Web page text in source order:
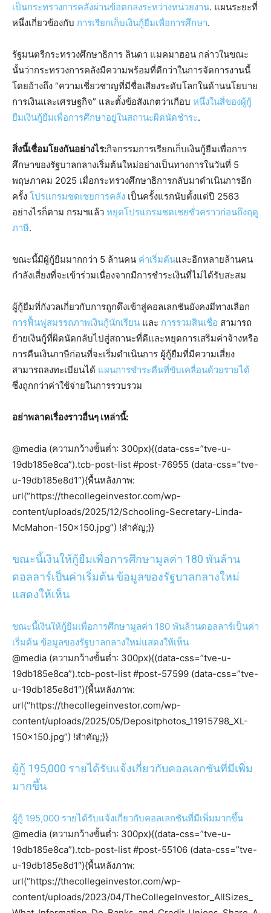
เป็นกระทรวงการคลังผ่านข้อตกลงระหว่างหน่วยงาน. แผนระยะที่
หนึ่งเกี่ยวข้องกับ การเรียกเก็บเงินกู้ยืมเพื่อการศึกษา.
รัฐมนตรีกระทรวงศึกษาธิการ ลินดา แมคมาฮอน กล่าวในขณะ
นั้นว่ากระทรวงการคลังมีความพร้อมที่ดีกว่าในการจัดการงานนี้
โดยอ้างถึง “ความเชี่ยวชาญที่มีชื่อเสียงระดับโลกในด้านนโยบาย
การเงินและเศรษฐกิจ” และตั้งข้อสังเกตว่าเกือบ หนึ่งในสี่ของผู้กู้
ยืมเงินกู้ยืมเพื่อการศึกษาอยู่ในสถานะผิดนัดชำระ.
สิ่งนี้เชื่อมโยงกันอย่างไร:กิจกรรมการเรียกเก็บเงินกู้ยืมเพื่อการ
ศึกษาของรัฐบาลกลางเริ่มต้นใหม่อย่างเป็นทางการในวันที่ 5
พฤษภาคม 2025 เมื่อกระทรวงศึกษาธิการกลับมาดำเนินการอีก
ครั้ง โปรแกรมชดเชยการคลัง เป็นครั้งแรกนับตั้งแต่ปี 2563
อย่างไรก็ตาม กรมฯแล้ว หยุดโปรแกรมชดเชยชั่วคราวก่อนถึงฤดู
ภาษี.
ขณะนี้มีผู้กู้ยืมมากกว่า 5 ล้านคน ค่าเริ่มต้นและอีกหลายล้านคน
กำลังเสี่ยงที่จะเข้าร่วมเนื่องจากมีการชำระเงินที่ไม่ได้รับสะสม
ผู้กู้ยืมที่กังวลเกี่ยวกับการถูกดึงเข้าสู่คอลเลกชันยังคงมีทางเลือก
การฟื้นฟูสมรรถภาพเงินกู้นักเรียน และ การรวมสินเชื่อ สามารถ
ย้ายเงินกู้ที่ผิดนัดกลับไปสู่สถานะที่ดีและหยุดการเสริมค่าจ้างหรือ
การคืนเงินภาษีก่อนที่จะเริ่มดำเนินการ ผู้กู้ยืมที่มีความเสี่ยง
สามารถลงทะเบียนได้ แผนการชำระคืนที่ขับเคลื่อนด้วยรายได้
ซึ่งถูกกว่าค่าใช้จ่ายในการรวบรวม
อย่าพลาดเรื่องราวอื่นๆ เหล่านี้:
@media (ความกว้างขั้นต่ำ: 300px){(data-css=”tve-u-
19db185e8ca”).tcb-post-list #post-76955 (data-css=”tve-
u-19db185e8d1″){พื้นหลังภาพ:
url(“https://thecollegeinvestor.com/wp-
content/uploads/2025/12/Schooling-Secretary-Linda-
McMahon-150×150.jpg”) !สำคัญ;}}
ขณะนี้เงินให้กู้ยืมเพื่อการศึกษามูลค่า 180 พันล้าน
ดอลลาร์เป็นค่าเริ่มต้น ข้อมูลของรัฐบาลกลางใหม่
แสดงให้เห็น
ขณะนี้เงินให้กู้ยืมเพื่อการศึกษามูลค่า 180 พันล้านดอลลาร์เป็นค่า
เริ่มต้น ข้อมูลของรัฐบาลกลางใหม่แสดงให้เห็น
@media (ความกว้างขั้นต่ำ: 300px){(data-css=”tve-u-
19db185e8ca”).tcb-post-list #post-57599 (data-css=”tve-
u-19db185e8d1″){พื้นหลังภาพ:
url(“https://thecollegeinvestor.com/wp-
content/uploads/2025/05/Depositphotos_11915798_XL-
150×150.jpg”) !สำคัญ;}}
ผู้กู้ 195,000 รายได้รับแจ้งเกี่ยวกับคอลเลกชันที่มีเพิ่ม
มากขึ้น
ผู้กู้ 195,000 รายได้รับแจ้งเกี่ยวกับคอลเลกชันที่มีเพิ่มมากขึ้น
@media (ความกว้างขั้นต่ำ: 300px){(data-css=”tve-u-
19db185e8ca”).tcb-post-list #post-55106 (data-css=”tve-
u-19db185e8d1″){พื้นหลังภาพ:
url(“https://thecollegeinvestor.com/wp-
content/uploads/2023/04/TheCollegeInvestor_AllSizes_